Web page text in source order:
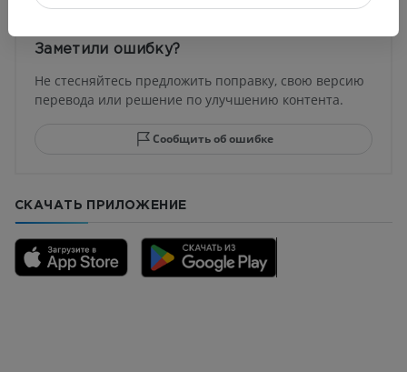
Заметили ошибку?
Не стесняйтесь предложить поправку, свою версию
перевода или решение по улучшению контента.
Сообщить об ошибке
СКАЧАТЬ ПРИЛОЖЕНИЕ